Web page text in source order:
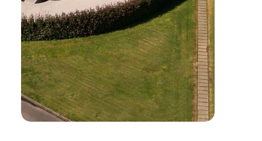
Quienes somos
Oficinas
Administraciones Consorciadas
Compromiso y sostenibilidad